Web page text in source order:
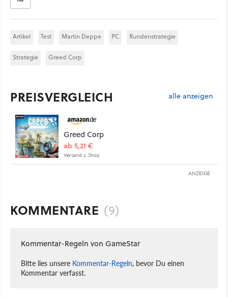
Artikel Test Martin Deppe PC Rundenstrategie
Strategie Greed Corp
PREISVERGLEICH alle anzeigen
Greed Corp
ab 5,21 €
Versand s. Shop
ANZEIGE
KOMMENTARE (9)
Kommentar-Regeln von GameStar
Bitte lies unsere Kommentar-Regeln, bevor Du einen
Kommentar verfasst.